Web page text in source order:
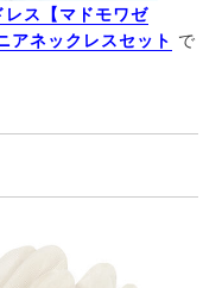
レス【マドモワゼ
アネックレスセット で